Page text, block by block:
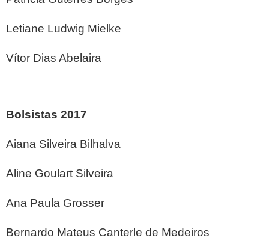
Letiane Ludwig Mielke
Vítor Dias Abelaira
Bolsistas 2017
Aiana Silveira Bilhalva
Aline Goulart Silveira
Ana Paula Grosser
Bernardo Mateus Canterle de Medeiros